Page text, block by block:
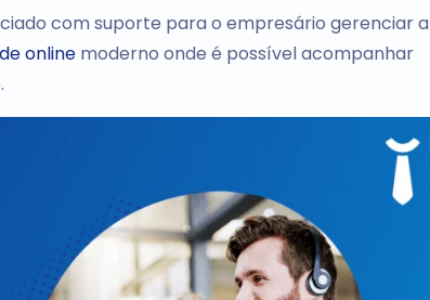
com suporte para o empresário gerenciar a
online moderno onde é possível acompanhar